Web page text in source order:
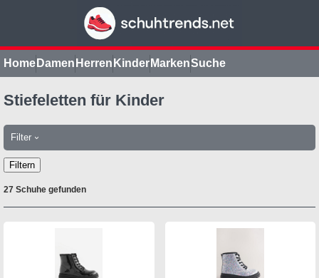
Home Damen Herren Kinder MarkenSuche
Stiefeletten für Kinder
Filter ›
Filtern
27 Schuhe gefunden